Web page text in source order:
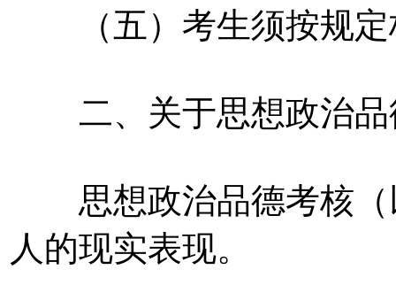
（五）考生须按规定
二、关于思想政治品
思想政治品德考核（
人的现实表现。